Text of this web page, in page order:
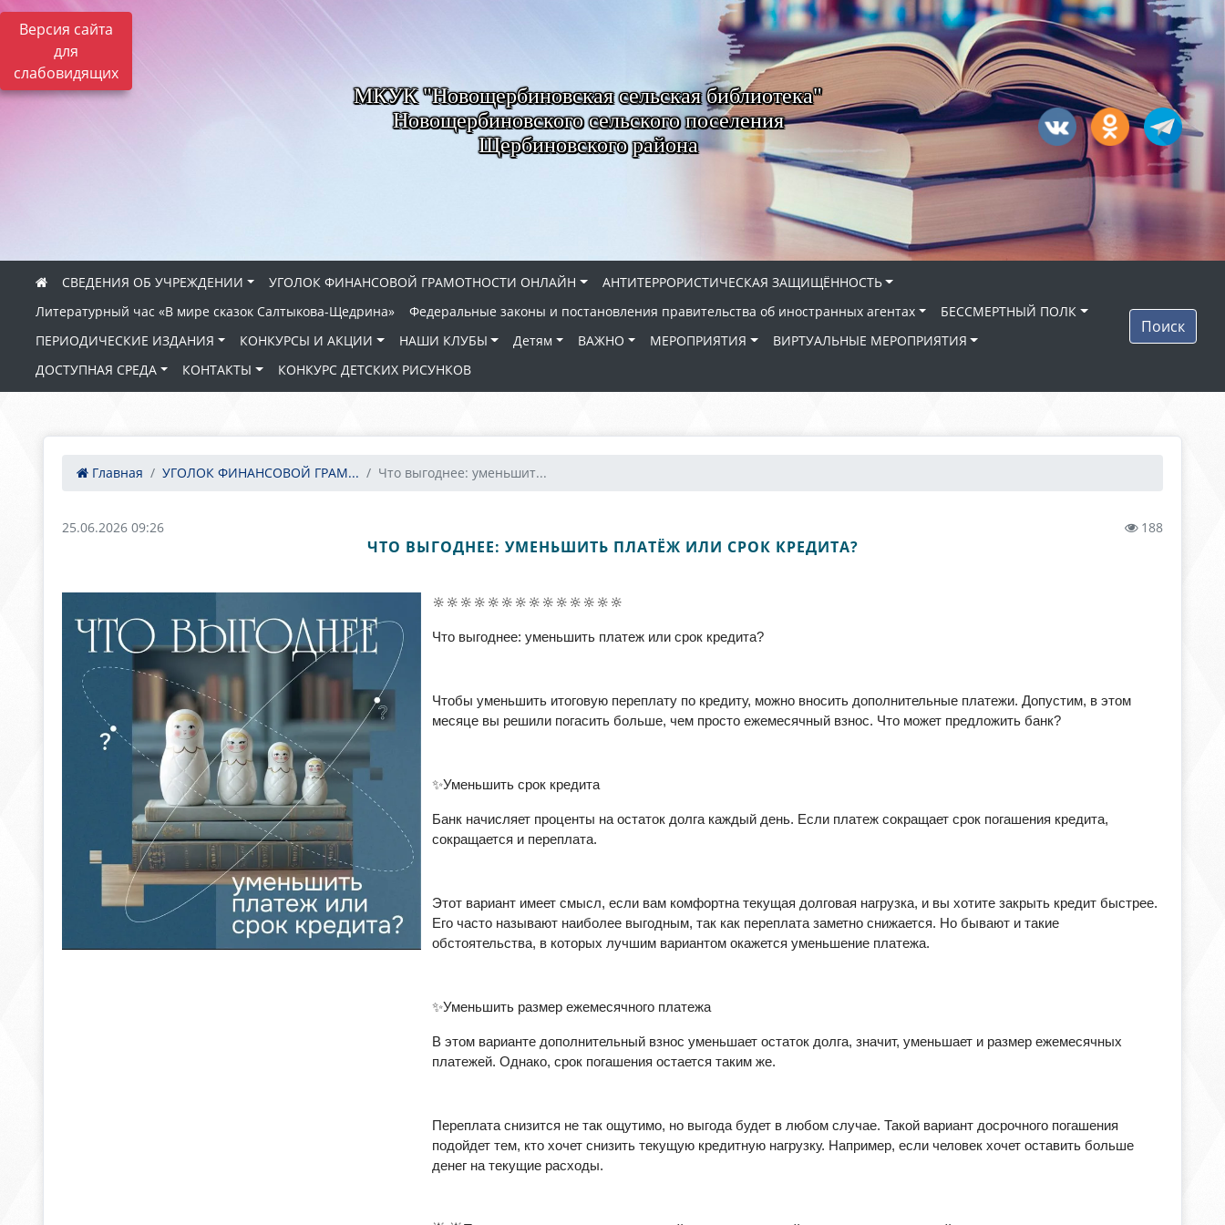
Версия сайта
для
слабовидящих
МКУК "Новощербиновская сельская библиотека"
Новощербиновского сельского поселения
Щербиновского района
СВЕДЕНИЯ ОБ УЧРЕЖДЕНИИ УГОЛОК ФИНАНСОВОЙ ГРАМОТНОСТИ ОНЛАЙН
АНТИТЕРРОРИСТИЧЕСКАЯ ЗАЩИЩЁННОСТЬ
Литературный час «В мире сказок Салтыкова-Щедрина»
Федеральные законы и постановления правительства об иностранных агентах
БЕССМЕРТНЫЙ ПОЛК
ПЕРИОДИЧЕСКИЕ ИЗДАНИЯ
КОНКУРСЫ И АКЦИИ НАШИ КЛУБЫ Детям ВАЖНО МЕРОПРИЯТИЯ
ВИРТУАЛЬНЫЕ МЕРОПРИЯТИЯ
ДОСТУПНАЯ СРЕДА
КОНТАКТЫ КОНКУРС ДЕТСКИХ РИСУНКОВ
Поиск
Главная УГОЛОК ФИНАНСОВОЙ ГРАМ... Что выгоднее: уменьшит...
25.06.2026 09:26 188
ЧТО ВЫГОДНЕЕ: УМЕНЬШИТЬ ПЛАТЁЖ ИЛИ СРОК КРЕДИТА?
🔆🔆🔆🔆🔆🔆🔆🔆🔆🔆🔆🔆🔆🔆
Что выгоднее: уменьшить платеж или срок кредита?
Чтобы уменьшить итоговую переплату по кредиту, можно вносить дополнительные платежи. Допустим, в этом
месяце вы решили погасить больше, чем просто ежемесячный взнос. Что может предложить банк?
✨Уменьшить срок кредита
Банк начисляет проценты на остаток долга каждый день. Если платеж сокращает срок погашения кредита,
сокращается и переплата.
Этот вариант имеет смысл, если вам комфортна текущая долговая нагрузка, и вы хотите закрыть кредит быстрее.
Его часто называют наиболее выгодным, так как переплата заметно снижается. Но бывают и такие
обстоятельства, в которых лучшим вариантом окажется уменьшение платежа.
✨Уменьшить размер ежемесячного платежа
В этом варианте дополнительный взнос уменьшает остаток долга, значит, уменьшает и размер ежемесячных
платежей. Однако, срок погашения остается таким же.
Переплата снизится не так ощутимо, но выгода будет в любом случае. Такой вариант досрочного погашения
подойдет тем, кто хочет снизить текущую кредитную нагрузку. Например, если человек хочет оставить больше
денег на текущие расходы.